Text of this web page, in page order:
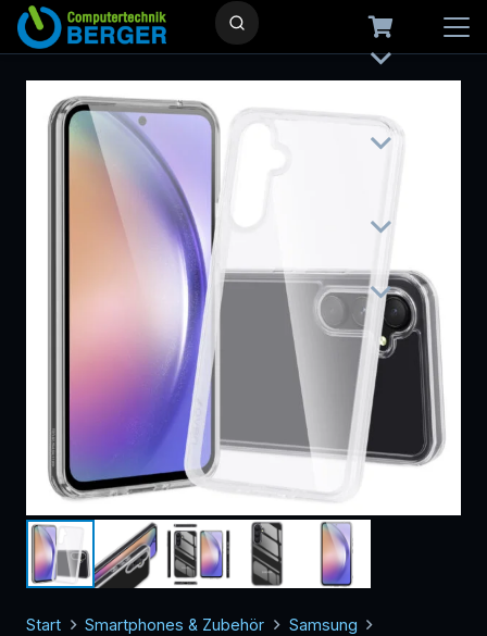
Start Smartphones & Zubehör
Samsung